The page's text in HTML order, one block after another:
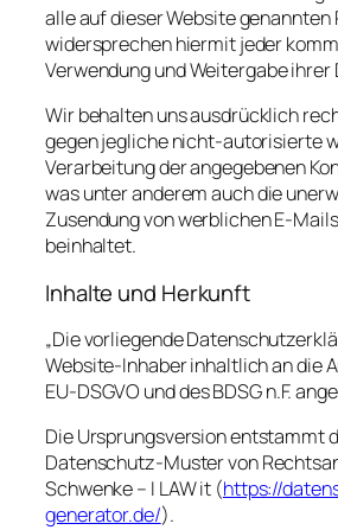
alle auf dieser Website genannten
widersprechen hiermit jeder
Verwendung und Weitergabe ihrer
Wir behalten uns ausdrücklich
gegen jegliche nicht-autorisierte
Verarbeitung der angegebenen
was unter anderem auch die
Zusendung von werblichen E-
beinhaltet.
Inhalte und Herkunft
„Die vorliegende
Website-Inhaber inhaltlich an die
EU-DSGVO und des BDSG n.F.
Die Ursprungsversion entstammt
Datenschutz-Muster von
Schwenke – I LAW it (https://
generator.de/).